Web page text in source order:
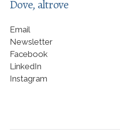
Dove, altrove
Email
Newsletter
Facebook
LinkedIn
Instagram